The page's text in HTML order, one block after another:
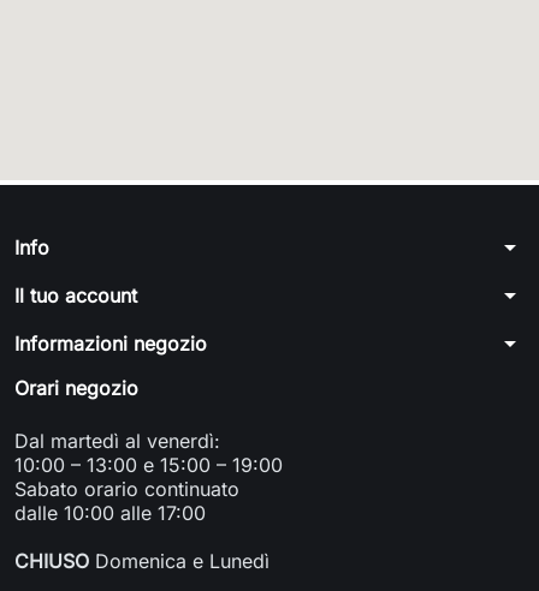
Info arrow_drop_down
Il tuo account arrow_drop_down
Informazioni negozio arrow_drop_down
Orari negozio
Dal martedì al venerdì:
10:00 – 13:00 e 15:00 – 19:00
Sabato orario continuato
dalle 10:00 alle 17:00
CHIUSO Domenica e Lunedì